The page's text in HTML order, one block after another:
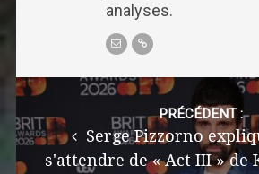
analyses.
Post
navigation
PRÉCÉDENT :
Serge Pizzorno
s'attendre de « Act III » de